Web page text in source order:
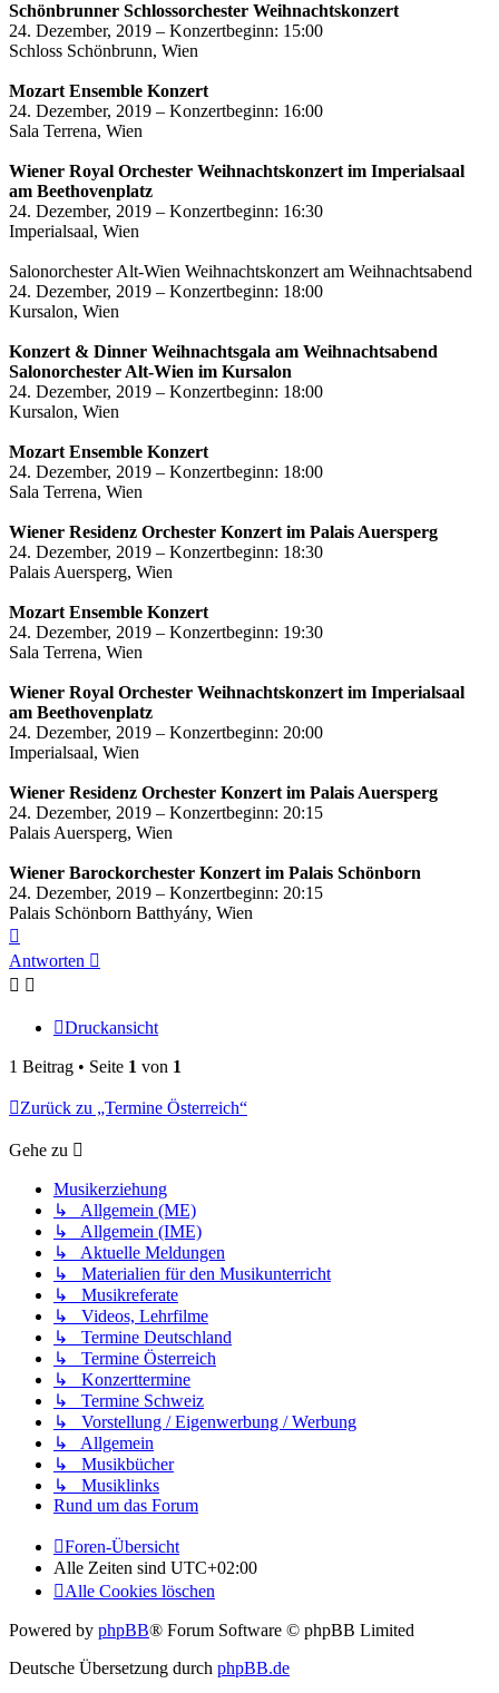
Schönbrunner Schlossorchester Weihnachtskonzert
24. Dezember, 2019 – Konzertbeginn: 15:00
Schloss Schönbrunn, Wien
Mozart Ensemble Konzert
24. Dezember, 2019 – Konzertbeginn: 16:00
Sala Terrena, Wien
Wiener Royal Orchester Weihnachtskonzert im Imperialsaal
am Beethovenplatz
24. Dezember, 2019 – Konzertbeginn: 16:30
Imperialsaal, Wien
Salonorchester Alt-Wien Weihnachtskonzert am Weihnachtsabend
24. Dezember, 2019 – Konzertbeginn: 18:00
Kursalon, Wien
Konzert & Dinner Weihnachtsgala am Weihnachtsabend
Salonorchester Alt-Wien im Kursalon
24. Dezember, 2019 – Konzertbeginn: 18:00
Kursalon, Wien
Mozart Ensemble Konzert
24. Dezember, 2019 – Konzertbeginn: 18:00
Sala Terrena, Wien
Wiener Residenz Orchester Konzert im Palais Auersperg
24. Dezember, 2019 – Konzertbeginn: 18:30
Palais Auersperg, Wien
Mozart Ensemble Konzert
24. Dezember, 2019 – Konzertbeginn: 19:30
Sala Terrena, Wien
Wiener Royal Orchester Weihnachtskonzert im Imperialsaal
am Beethovenplatz
24. Dezember, 2019 – Konzertbeginn: 20:00
Imperialsaal, Wien
Wiener Residenz Orchester Konzert im Palais Auersperg
24. Dezember, 2019 – Konzertbeginn: 20:15
Palais Auersperg, Wien
Wiener Barockorchester Konzert im Palais Schönborn
24. Dezember, 2019 – Konzertbeginn: 20:15
Palais Schönborn Batthyány, Wien
oben
Antworten
Druckansicht
1 Beitrag • Seite 1 von 1
Zurück zu „Termine Österreich“
Gehe zu
Musikerziehung
↳ Allgemein (ME)
↳ Allgemein (IME)
↳ Aktuelle Meldungen
↳ Materialien für den Musikunterricht
↳ Musikreferate
↳ Videos, Lehrfilme
↳ Termine Deutschland
↳ Termine Österreich
↳ Konzerttermine
↳ Termine Schweiz
↳ Vorstellung / Eigenwerbung / Werbung
↳ Allgemein
↳ Musikbücher
↳ Musiklinks
Rund um das Forum
Foren-Übersicht
Alle Zeiten sind UTC+02:00
Alle Cookies löschen
Powered by phpBB® Forum Software © phpBB Limited
Deutsche Übersetzung durch phpBB.de